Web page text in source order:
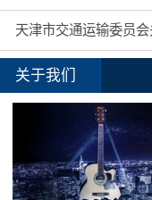
关于我们